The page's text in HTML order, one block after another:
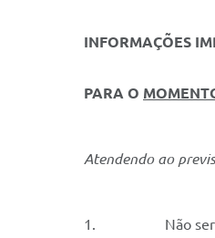
INFORMAÇÕES
PARA O
Atendendo ao
1. Não